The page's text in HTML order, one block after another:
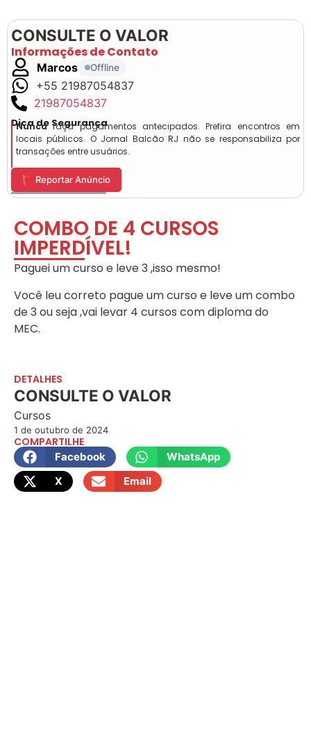
CONSULTE O VALOR
Informações de Contato
Marcos Offline
+55 21987054837
21987054837
Dica de Segurança
Nuncafaça pagamentos antecipados. Prefira encontros em
locais públicos. O Jornal Balcão RJ não se responsabiliza por
transações entre usuários.
🚩 Reportar Anúncio
COMBO DE 4 CURSOS
IMPERDÍVEL!
Paguei um curso e leve 3 ,isso mesmo!
Você leu correto pague um curso e leve um combo
de 3 ou seja ,vai levar 4 cursos com diploma do
MEC.
DETALHES
CONSULTE O VALOR
Cursos
1 de outubro de 2024
COMPARTILHE
Facebook
WhatsApp
X
Email